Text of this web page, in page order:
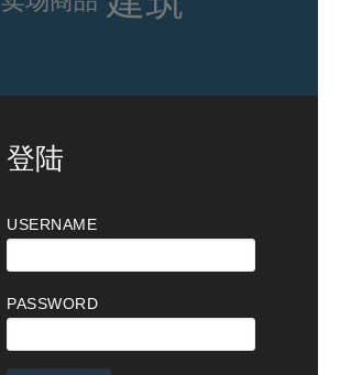
登陆
USERNAME
PASSWORD